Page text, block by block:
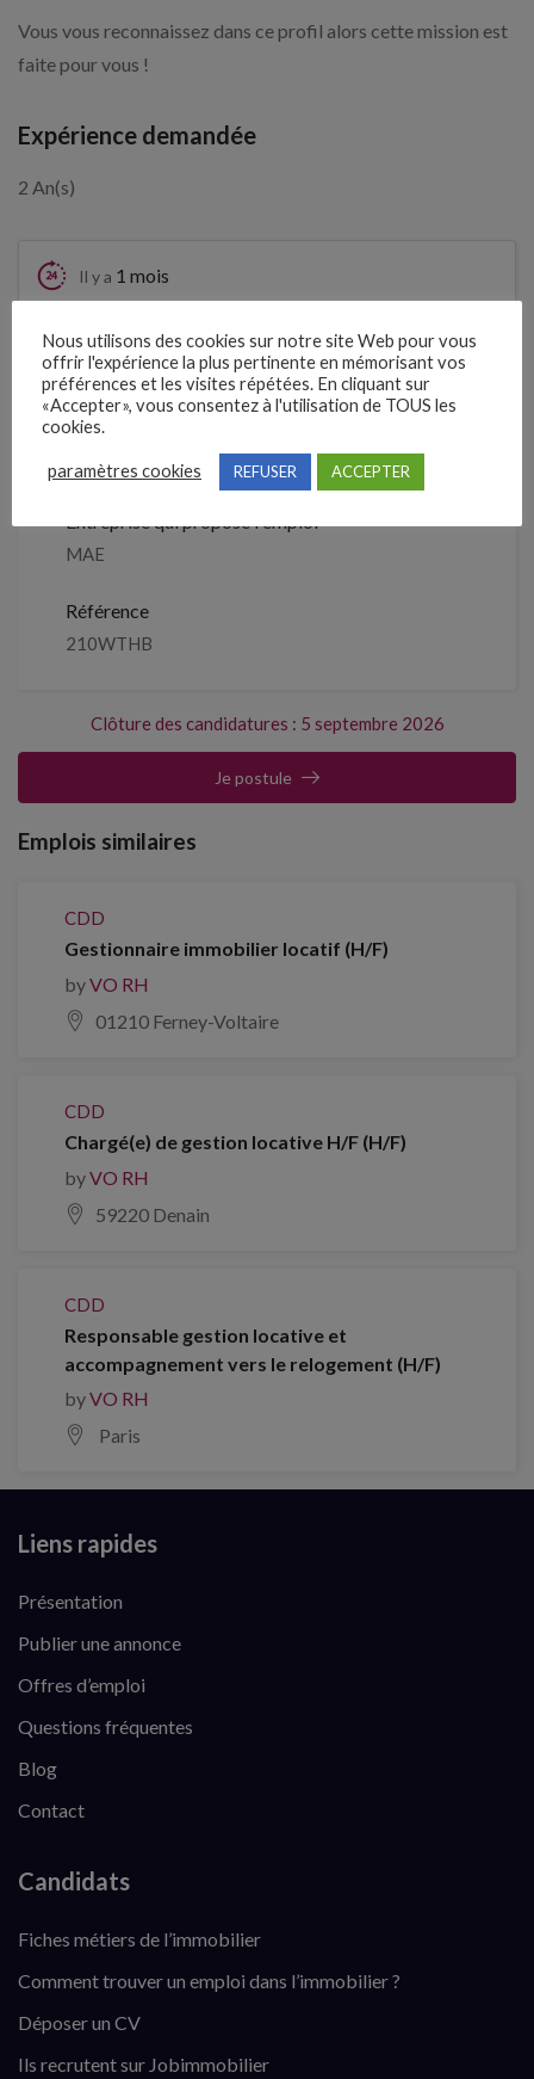
Vous vous reconnaissez dans ce profil alors cette mission est
faite pour vous !
Expérience demandée
2 An(s)
Il y a 1 mois
Clôture des candidatures : 5
septembre 2026
Je postule
Détails de l’offre
MAE
Référence
210WTHB
Clôture des candidatures : 5 septembre 2026
Je postule
Emplois similaires
CDD
Gestionnaire immobilier locatif (H/F)
byVO RH
01210 Ferney-Voltaire
CDD
Chargé(e) de gestion locative H/F (H/F)
byVO RH
59220 Denain
CDD
Responsable gestion locative et
accompagnement vers le relogement (H/F)
byVO RH
Paris
Liens rapides
Présentation
Publier une annonce
Offres d’emploi
Questions fréquentes
Blog
Contact
Candidats
Fiches métiers de l’immobilier
Comment trouver un emploi dans l’immobilier ?
Déposer un CV
Ils recrutent sur Jobimmobilier
Nous utilisons des cookies sur notre site Web pour vous
offrir l'expérience la plus pertinente en mémorisant vos
préférences et les visites répétées. En cliquant sur
«Accepter», vous consentez à l'utilisation de TOUS les
cookies.
paramètres cookies REFUSER ACCEPTER